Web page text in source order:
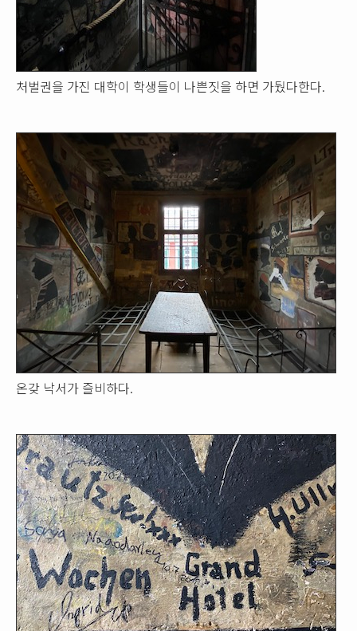
처벌권을 가진 대학이 학생들이 나쁜짓을 하면 가뒀다한다.
온갖 낙서가 즐비하다.